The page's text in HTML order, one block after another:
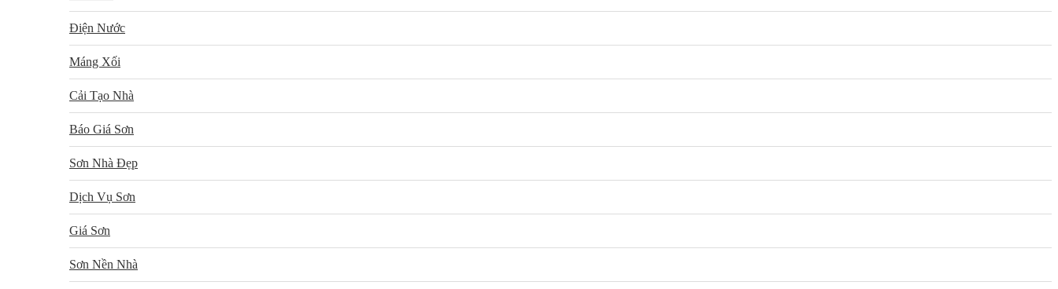
Điện Nước
Máng Xối
Cải Tạo Nhà
Báo Giá Sơn
Sơn Nhà Đẹp
Dịch Vụ Sơn
Giá Sơn
Sơn Nền Nhà